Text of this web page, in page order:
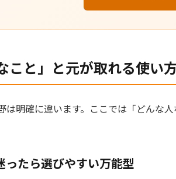
こと」と元が取れる使い
は明確に違います。ここでは「どんな
たら選びやすい万能型